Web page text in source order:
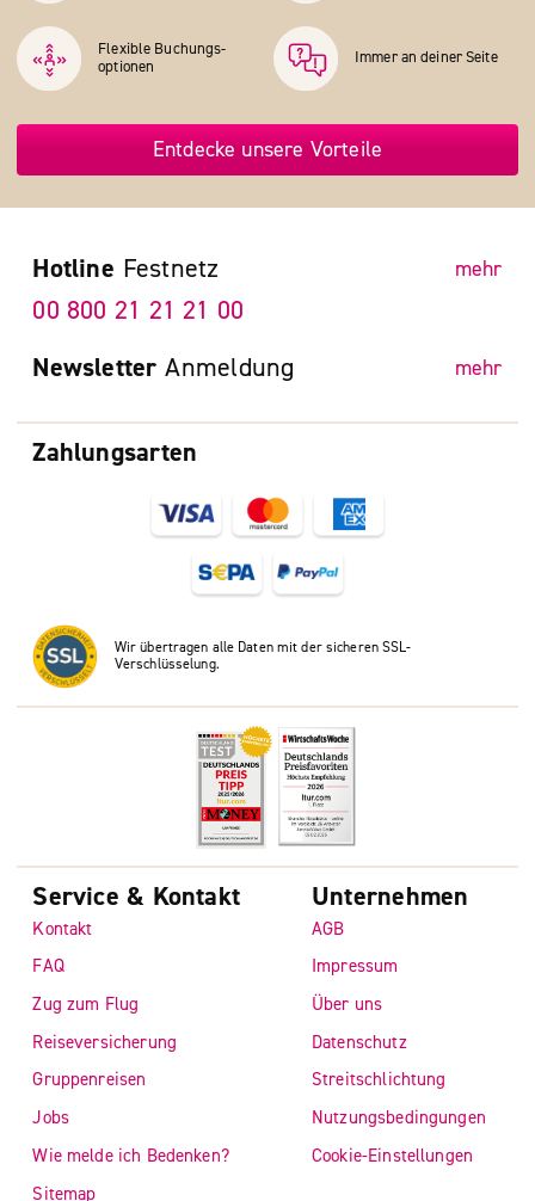
Flexible Buchungs­
optionen
Immer an deiner Seite
Entdecke unsere Vorteile
Zahlungsarten
Wir übertragen alle Daten mit der sicheren SSL-
Verschlüsselung.
Hotline Festnetz mehr
00 800 21 21 21 00
Newsletter Anmeldung mehr
Service & Kontakt
Kontakt
FAQ
Zug zum Flug
Reiseversicherung
Gruppenreisen
Jobs
Wie melde ich Bedenken?
Sitemap
Unternehmen
AGB
Impressum
Über uns
Datenschutz
Streitschlichtung
Nutzungsbedingungen
Cookie-Einstellungen